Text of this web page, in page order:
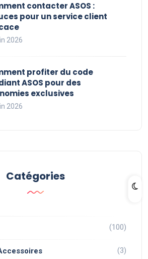
contacter ASOS :
pour un service client
2026
profiter du code
ASOS pour des
exclusives
2026
Catégories
(100)
(3)